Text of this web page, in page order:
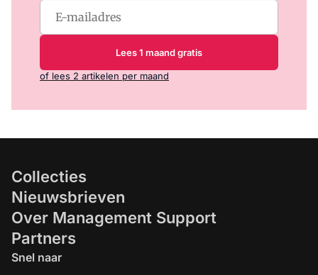
Lees 1 maand gratis
of lees 2 artikelen per maand
Collecties
Nieuwsbrieven
Over Management Support
Partners
Snel naar